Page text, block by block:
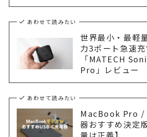
あわせて読みたい
世界最小・最軽
力3ポート急速
「MATECH
Pro」レビュー
あわせて読みたい
MacBook Pro /
器おすすめ決定